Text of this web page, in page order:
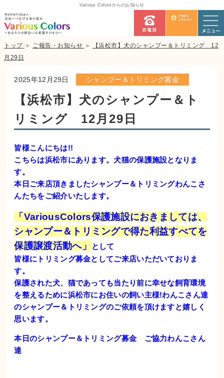
Various Colorsからのお知らせ
トップ ＞ ご報告・お知らせ ＞
【浜松市】犬のシャンプー＆トリミング 12
月29日
2025年12月29日 シャンプー＆トリミング募金
【浜松市】犬のシャンプー＆ト
リミング 12月29日
皆様こんにちは!!
こちらは浜松市にあります。犬猫の保護施設となりま
す。
本日ご来店頂きましたシャンプー＆トリミングわんこさ
んたちをご紹介いたします。
「VariousColors保護施設におきましては、
シャンプー＆トリミングで得た利益すべてを
保護譲渡活動へ」
として
皆様にトリミング募金としてご来店いただいておりま
す。
保護された犬、猫であっても当たり前に幸せな飼育環境
を整えるために浜松市にお住いの飼い主様!わんこさん達
のシャンプー＆トリミングのご依頼を頂けますと嬉しく
思います。
本日のシャンプー＆トリミング募金 ご協力わんこさん
達